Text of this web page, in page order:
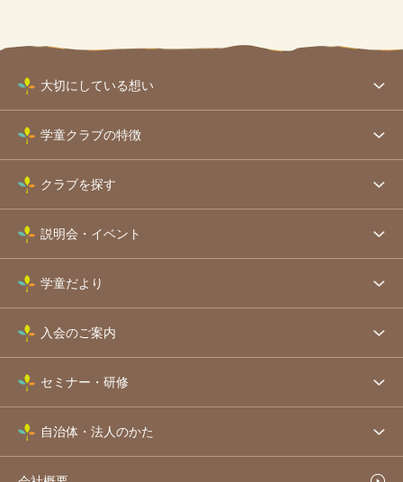
大切にしている想い
学童クラブの特徴
クラブを探す
説明会・イベント
学童だより
入会のご案内
セミナー・研修
自治体・法人のかた